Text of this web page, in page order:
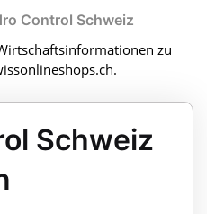
Control Schweiz
zu
Schweiz